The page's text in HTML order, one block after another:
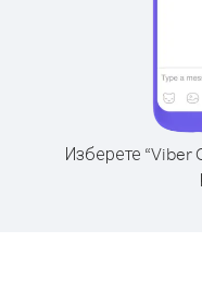
Изберете “Viber